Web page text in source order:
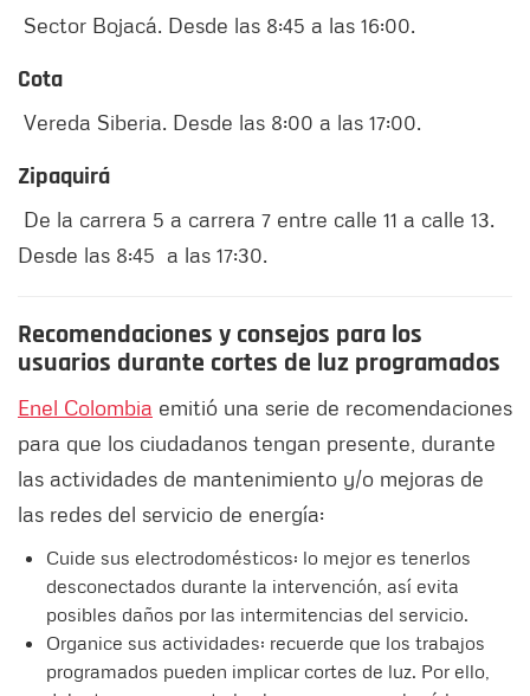
Sector Bojacá. Desde las 8:45 a las 16:00.
Cota
Vereda Siberia. Desde las 8:00 a las 17:00.
Zipaquirá
De la carrera 5 a carrera 7 entre calle 11 a calle 13.
Desde las 8:45 a las 17:30.
Recomendaciones y consejos para los
usuarios durante cortes de luz programados
Enel Colombia emitió una serie de recomendaciones
para que los ciudadanos tengan presente, durante
las actividades de mantenimiento y/o mejoras de
las redes del servicio de energía:
Cuide sus electrodomésticos: lo mejor es tenerlos
desconectados durante la intervención, así evita
posibles daños por las intermitencias del servicio.
Organice sus actividades: recuerde que los trabajos
programados pueden implicar cortes de luz. Por ello,